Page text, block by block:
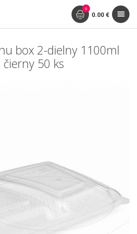
0
0.00 €
box 2-dielny 1100ml
čierny 50 ks